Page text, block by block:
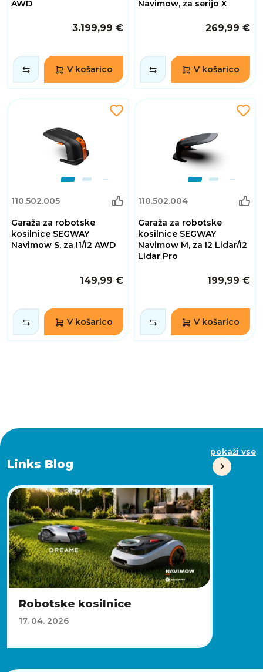
AWD
3.199,99 €
V košarico
Navimow, za serijo X
269,99 €
V košarico
110.502.005
Garaža za robotske
kosilnice SEGWAY
Navimow S, za I1/I2 AWD
149,99 €
V košarico
110.502.004
Garaža za robotske
kosilnice SEGWAY
Navimow M, za I2 Lidar/I2
Lidar Pro
199,99 €
V košarico
Links Blog
pokaži vse
Robotske kosilnice
17. 04. 2026